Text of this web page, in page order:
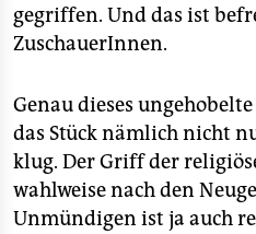
gegriffen. Und das ist
ZuschauerInnen.
Genau dieses
das Stück nämlich nicht
klug. Der Griff der
wahlweise nach den
Unmündigen ist ja auch